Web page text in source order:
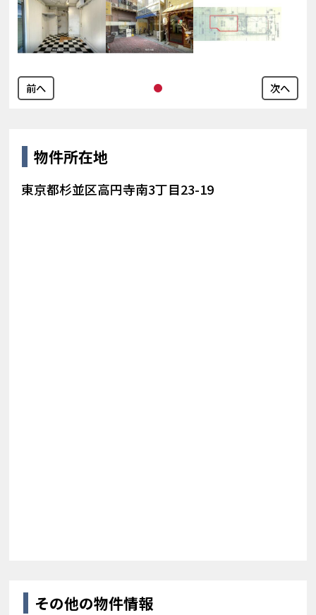
前へ 次へ
物件所在地
東京都杉並区高円寺南3丁目23-19
その他の物件情報